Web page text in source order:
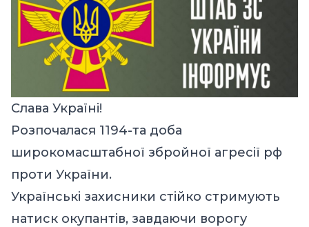
Слава Україні!
Розпочалася 1194-та доба
широкомасштабної збройної агресії рф
проти України.
Українські захисники стійко стримують
натиск окупантів, завдаючи ворогу